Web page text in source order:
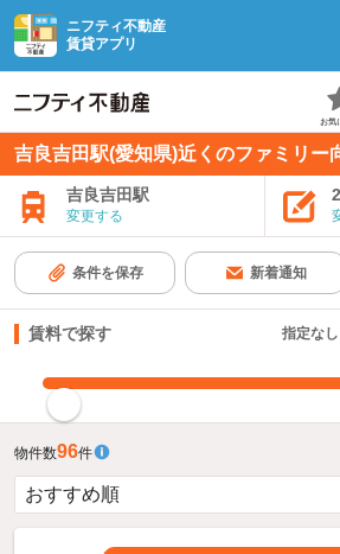
ニフティ不動産
賃貸アプリ
お気
吉良吉田駅(愛知県)近くのファミリー
吉良吉田駅
変更する
条件を保存 新着通知
賃料で探す 指定なし
物件数96件